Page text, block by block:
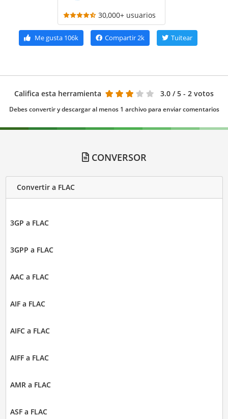
30,000+ usuarios
Me gusta106k Compartir2k Tuitear
Califica esta herramienta 3.0 / 5 - 2 votos
Debes convertir y descargar al menos 1 archivo para enviar comentarios
CONVERSOR
Convertir a FLAC
3GP a FLAC
3GPP a FLAC
AAC a FLAC
AIF a FLAC
AIFC a FLAC
AIFF a FLAC
AMR a FLAC
ASF a FLAC